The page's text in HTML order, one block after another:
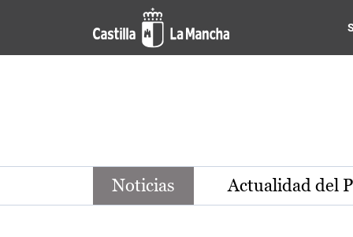
Pasar al contenido principal
Noticias de la región de
Noticias Actualidad del